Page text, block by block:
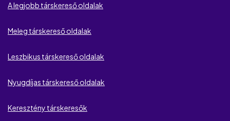
EliteDate
International Cupid
Academic Singles
Housewife Wanted
MilfKereső
A legjobb társkereső oldalak
Meleg társkereső oldalak
Leszbikus társkereső oldalak
Nyugdíjas társkereső oldalak
Keresztény társkeresők